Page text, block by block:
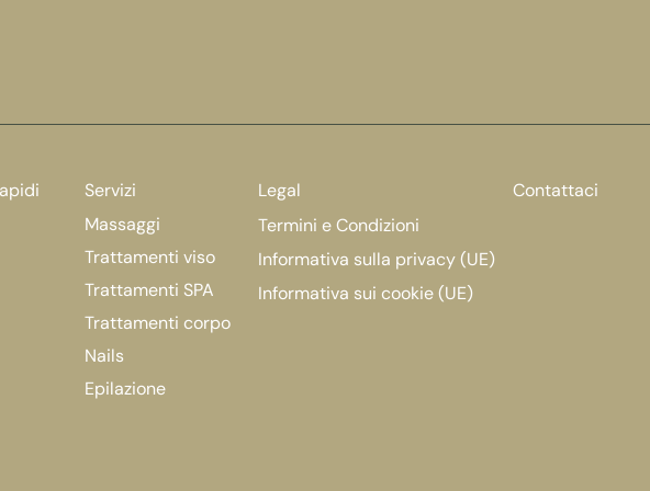
Servizi
Massaggi
Trattamenti viso
Trattamenti SPA
Trattamenti corpo
Nails
Epilazione
Legal
Termini e Condizioni
Informativa sulla privacy (UE)
Informativa sui cookie (UE)
Contattaci